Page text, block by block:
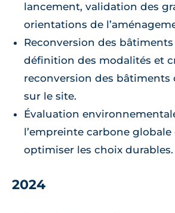
lancement, validation des
orientations de
Reconversion des bâtiments
définition des modalités et
reconversion des bâtiments
sur le site.
Évaluation
l’empreinte carbone
optimiser les choix durables.
2024